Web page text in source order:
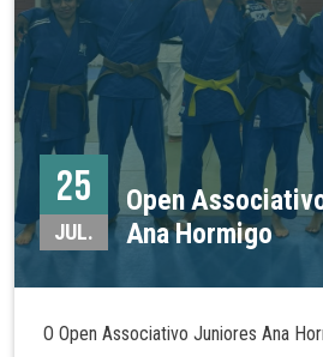
25
JUL.
Open
Ana Hormigo
O Open Associativo Juniores Ana